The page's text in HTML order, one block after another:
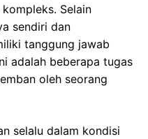
Selain
sendiri dan
tanggung jawab
adalah beberapa tugas
oleh seorang
selalu dalam kondisi